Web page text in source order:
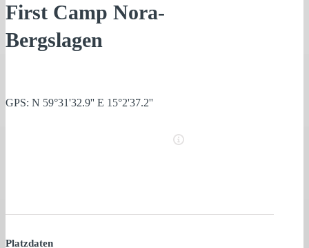
First Camp Nora-
Bergslagen
GPS: N 59°31'32.9'' E 15°2'37.2''
Platzdaten